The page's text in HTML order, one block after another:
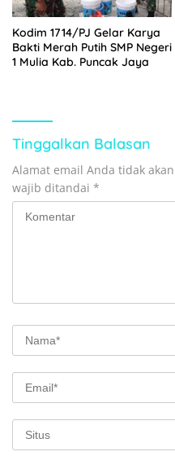
Kodim 1714/PJ Gelar Karya
Bakti Merah Putih SMP Negeri
1 Mulia Kab. Puncak Jaya
Tinggalkan Balasan
Alamat email Anda tidak
wajib ditandai *